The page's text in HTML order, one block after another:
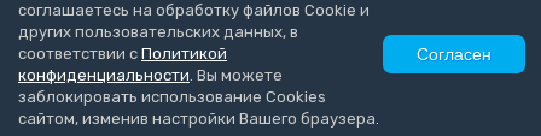
соглашаетесь на обработку файлов Cookie и
других пользовательских данных, в
соответствии с Политикой
конфиденциальности. Вы можете
заблокировать использование Cookies
сайтом, изменив настройки Вашего браузера.
Согласен
Разработка сайта“ЭкспертБизнесГрупп”
© 2010-2026 Русский Север - Коми